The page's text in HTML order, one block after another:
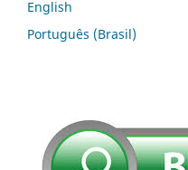
English
Português (Brasil)